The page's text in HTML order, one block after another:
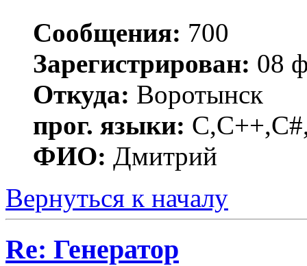
Сообщения: 700
Зарегистрирован: 08
Откуда: Воротынск
прог. языки:
ФИО: Дмитрий
Вернуться к началу
Re: Генератор